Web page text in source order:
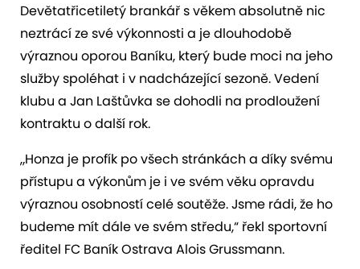
Devětatřicetiletý brankář s věkem absolutně nic
neztrácí ze své výkonnosti a je dlouhodobě
výraznou oporou Baníku, který bude moci na jeho
služby spoléhat i v nadcházející sezoně. Vedení
klubu a Jan Laštůvka se dohodli na prodloužení
kontraktu o další rok.
„Honza je profík po všech stránkách a díky svému
přístupu a výkonům je i ve svém věku opravdu
výraznou osobností celé soutěže. Jsme rádi, že ho
budeme mít dále ve svém středu,“ řekl sportovní
ředitel FC Baník Ostrava Alois Grussmann.